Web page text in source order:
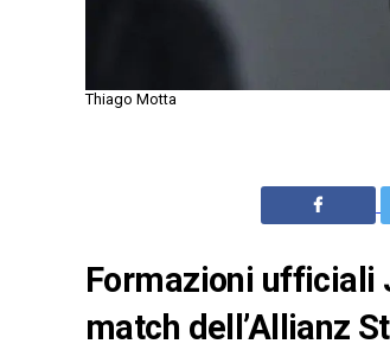
Thiago Motta
Formazioni ufficiali
match dell’Allianz